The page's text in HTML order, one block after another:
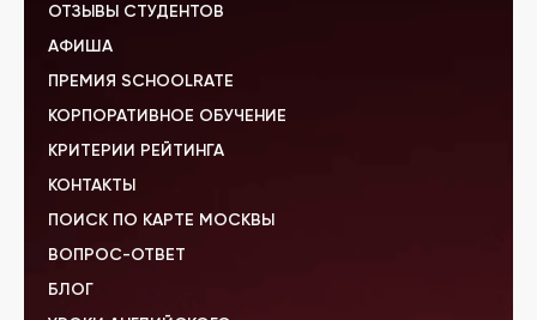
ОТЗЫВЫ СТУДЕНТОВ
АФИША
ПРЕМИЯ SCHOOLRATE
КОРПОРАТИВНОЕ ОБУЧЕНИЕ
КРИТЕРИИ РЕЙТИНГА
КОНТАКТЫ
ПОИСК ПО КАРТЕ МОСКВЫ
ВОПРОС-ОТВЕТ
БЛОГ